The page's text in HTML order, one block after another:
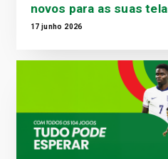
novos para as suas
17 junho 2026